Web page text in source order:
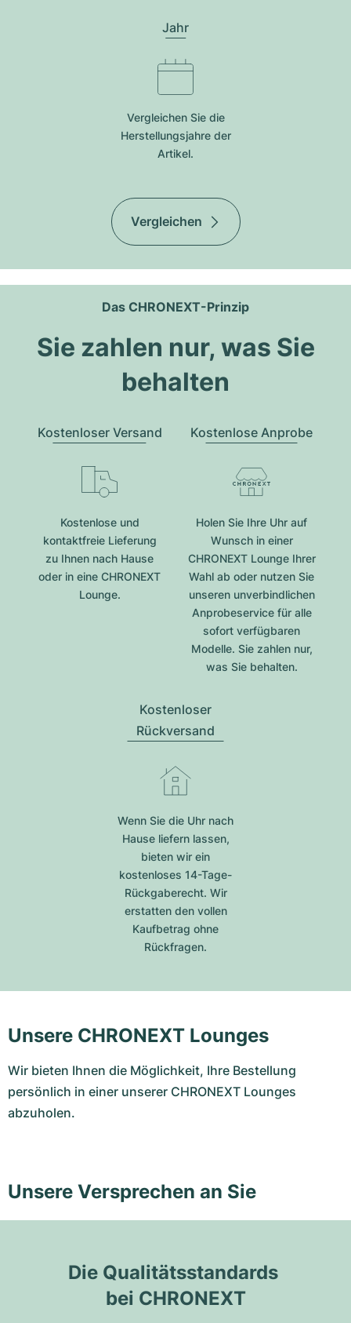
Jahr
Vergleichen Sie die
Herstellungsjahre der
Artikel.
Vergleichen
Das CHRONEXT-Prinzip
Sie zahlen nur, was Sie
behalten
Kostenloser Versand
Kostenlose und
kontaktfreie Lieferung
zu Ihnen nach Hause
oder in eine CHRONEXT
Lounge.
Kostenlose Anprobe
Holen Sie Ihre Uhr auf
Wunsch in einer
CHRONEXT Lounge Ihrer
Wahl ab oder nutzen Sie
unseren unverbindlichen
Anprobeservice für alle
sofort verfügbaren
Modelle. Sie zahlen nur,
was Sie behalten.
Kostenloser
Rückversand
Wenn Sie die Uhr nach
Hause liefern lassen,
bieten wir ein
kostenloses 14-Tage-
Rückgaberecht. Wir
erstatten den vollen
Kaufbetrag ohne
Rückfragen.
Unsere CHRONEXT Lounges
Wir bieten Ihnen die Möglichkeit, Ihre Bestellung
persönlich in einer unserer CHRONEXT Lounges
abzuholen.
Unsere Versprechen an Sie
Die Qualitätsstandards
bei CHRONEXT